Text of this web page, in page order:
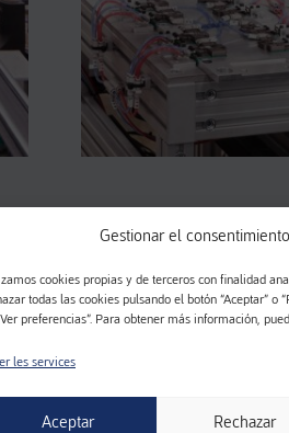
Gestionar el
cookies propias y de terceros con finalidad
todas las cookies pulsando el botón “Aceptar” o
preferencias”. Para obtener más información,
les services
Aceptar Rechazar
05
Bi-injection